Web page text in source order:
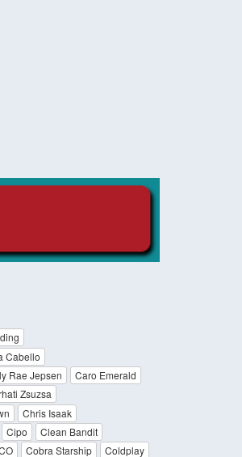
Cabello
Rae Jepsen
Caro Emerald
Zsuzsa
Chris Isaak
Cipo
Clean Bandit
Cobra Starship Coldplay